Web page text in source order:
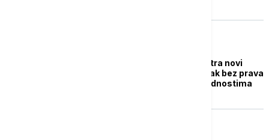
Evropska unija razmatra novi
model članstva? Ulazak bez prava
veta, ali sa svim pogodnostima